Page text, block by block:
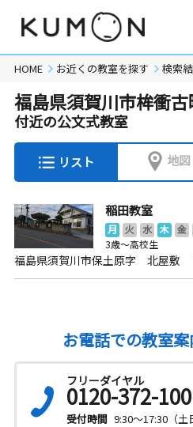
HOME お近くの教室を探す 検索
福島県須賀川市桙衝古
付近の公文式教室
リスト 地図
稲田教室
月 火 水 木 金
3歳～高校生
福島県須賀川市保土原字 北屋敷
お電話での教室案
フリーダイヤル
0120-372-100
受付時間 9:30～17:30（土